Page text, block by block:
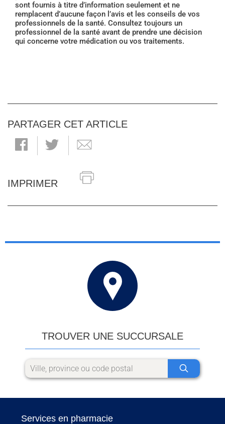
sont fournis à titre d’information seulement et ne
remplacent d’aucune façon l’avis et les conseils de vos
professionnels de la santé. Consultez toujours un
professionnel de la santé avant de prendre une décision
qui concerne votre médication ou vos traitements.
PARTAGER CET ARTICLE
IMPRIMER
TROUVER UNE SUCCURSALE
Services en pharmacie